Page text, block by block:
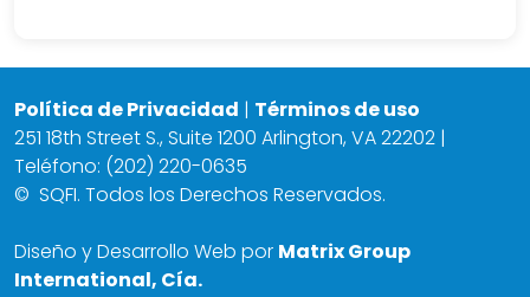
Política de Privacidad | Términos de uso
251 18th Street S., Suite 1200 Arlington, VA 22202 |
Teléfono: (202) 220-0635
© SQFI. Todos los Derechos Reservados.
Diseño y Desarrollo Web por Matrix Group
International, Cía.